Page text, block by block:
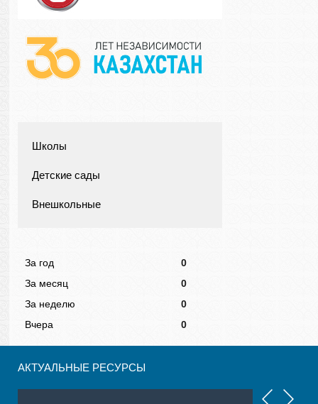
Школы
Детские сады
Внешкольные
За год
0
За месяц
0
За неделю
0
Вчера
0
АКТУАЛЬНЫЕ РЕСУРСЫ